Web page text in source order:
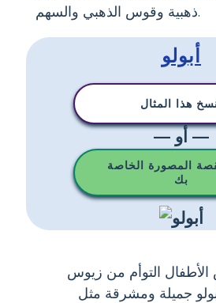
ذهبية وقوس الذهبي والسهم.
أبولو
هذا المثال
— أو —
المصورة الخاصة
بك
الأطفال التوأم من زيوس
جميلة ومشرقة مثل